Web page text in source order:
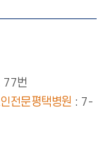
번
전문평택병원 : 7-